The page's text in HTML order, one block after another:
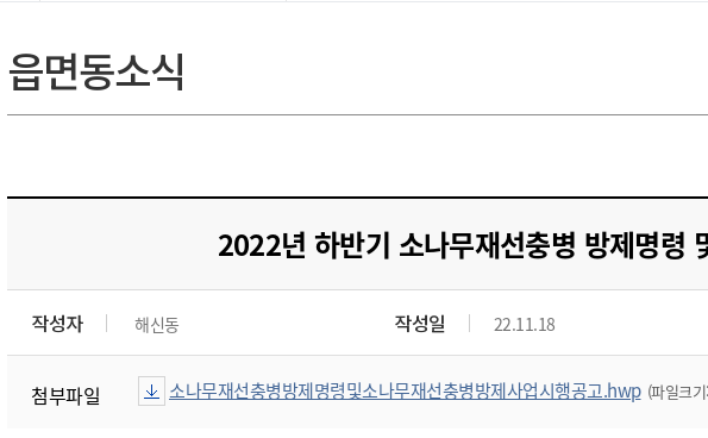
민원수수료
종합민원창구
저당권 설정/말소 등록
자동차 정기(종합)검사 기
민원편의제도 민원편람/서식 한눈에 서비스
전자민원창
전자가족관계등록시
시험/채용
보도자료
고시공고
군산시보
웹진 열린군산
나의민원
자원봉사참여
적극행정
통합돌봄
주민복지
사회서비스(바우처)
장사정보
학자금대출이자지원
군산어린이시청
디지털배움터
수질검사
시외버스/고속버스
주정차단속 문자알
환경 청소 위생
상품권 공지사항
상품권 Q&A
경제 공지/서식
청년뜰(청년센터/창업센터)
일자리 지원사업
공장 검색
비공개대상정보
불복구제절차
2024년도 통계
계약정보공개
입찰/계약정보
용역과제
위원회 명단공개
위원회 회의록 공개
공공데이터 개방
공공데이터 개방
공공데이터 수요조사
수상현황
군산의 상징
부서별 팩스번호
부서소
전북특별자치도 용어 Q&A
읍면동소식
2022년 하반기 소나무재선충병 방제명령
작성자 해신동 작성일 22.11.18
첨부파일 소나무재선충병방제명령및소나무재선충병방제사업시행공고.hwp (파일크